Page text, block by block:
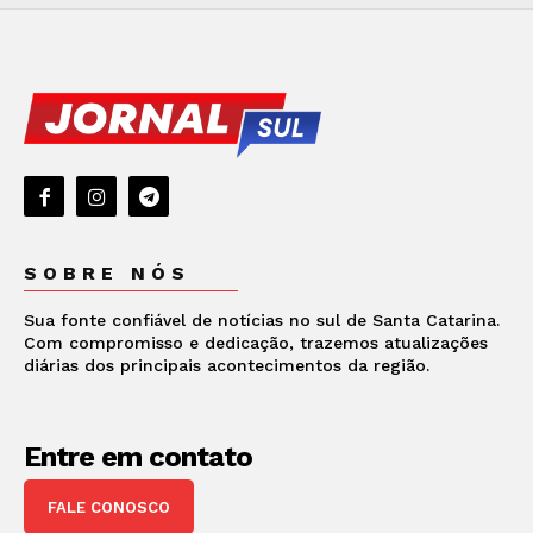
SOBRE NÓS
Sua fonte confiável de notícias no sul de Santa Catarina.
Com compromisso e dedicação, trazemos atualizações
diárias dos principais acontecimentos da região.
Entre em contato
FALE CONOSCO